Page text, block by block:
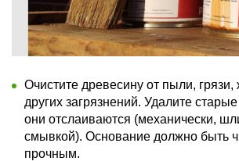
Очистите древесину от пыли,
других загрязнений. Удалите
они отслаиваются (механически,
смывкой). Основание должно быть
прочным.